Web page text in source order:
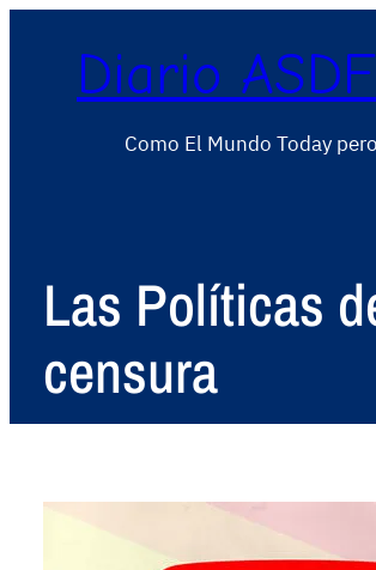
Diario ASDF
Como El Mundo Today
Las Políticas
censura